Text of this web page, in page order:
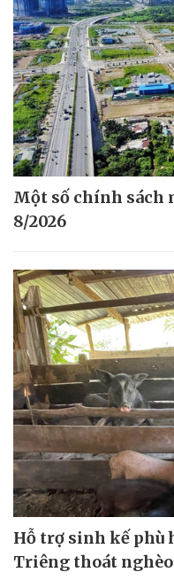
Một số chính sách
8/2026
Hỗ trợ sinh kế phù
Triêng thoát nghèo